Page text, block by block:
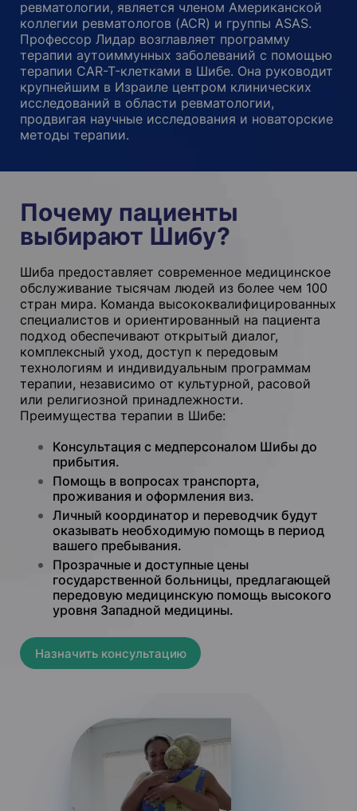
ревматологии, является членом Американской
коллегии ревматологов (ACR) и группы ASAS.
Профессор Лидар возглавляет программу
терапии аутоиммунных заболеваний с помощью
терапии CAR-T-клетками в Шибе. Она руководит
крупнейшим в Израиле центром клинических
исследований в области ревматологии,
продвигая научные исследования и новаторские
методы терапии.
Почему пациенты
выбирают Шибу?
Шиба предоставляет современное медицинское
обслуживание тысячам людей из более чем 100
стран мира. Команда высококвалифицированных
специалистов и ориентированный на пациента
подход обеспечивают открытый диалог,
комплексный уход, доступ к передовым
технологиям и индивидуальным программам
терапии, независимо от культурной, расовой
или религиозной принадлежности.
Преимущества терапии в Шибе:
Консультация с медперсоналом Шибы до
прибытия.
Помощь в вопросах транспорта,
проживания и оформления виз.
Личный координатор и переводчик будут
оказывать необходимую помощь в период
вашего пребывания.
Прозрачные и доступные цены
государственной больницы, предлагающей
передовую медицинскую помощь высокого
уровня Западной медицины.
Назначить консультацию